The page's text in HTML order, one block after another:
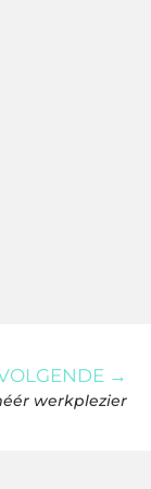
→
werkplezier